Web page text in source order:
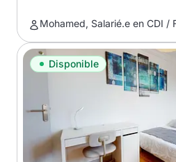
Mohamed, Salarié.e en CDI /
Disponible